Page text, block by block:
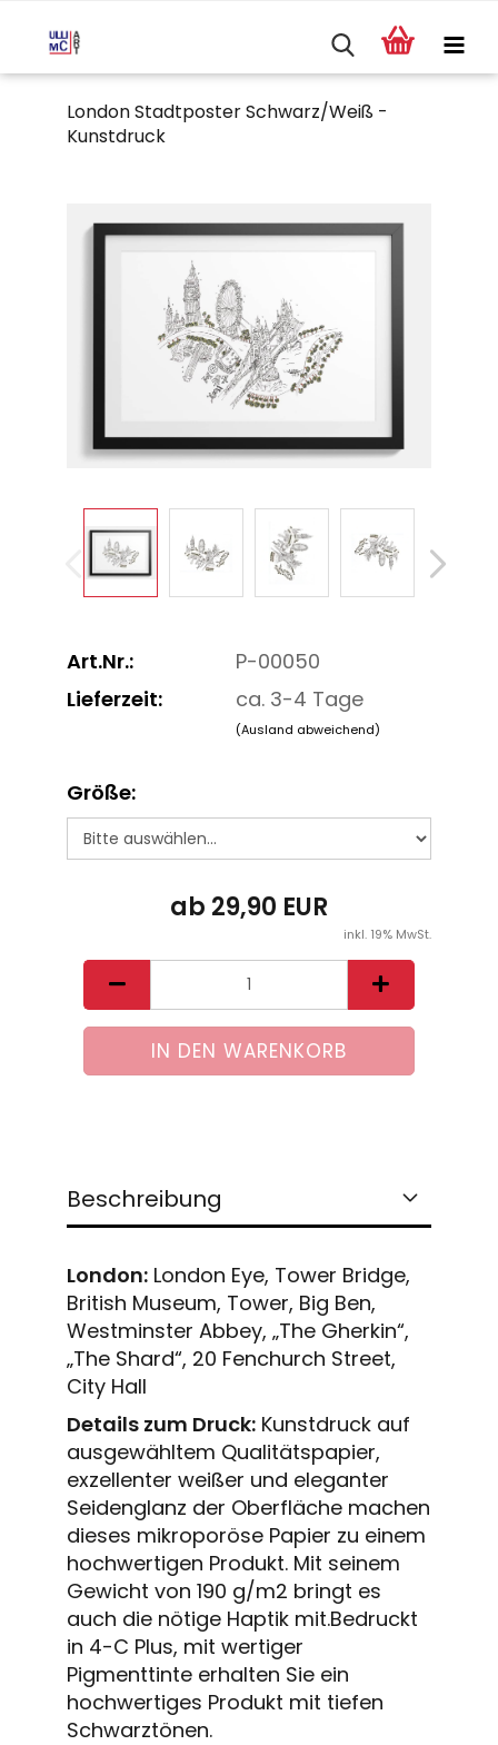
London Stadtposter Schwarz/Weiß -
Kunstdruck
Art.Nr.:
P-00050
Lieferzeit:
ca. 3-4 Tage
(Ausland abweichend)
Größe:
ab 29,90 EUR
inkl. 19% MwSt.
Beschreibung
London: London Eye, Tower Bridge,
British Museum, Tower, Big Ben,
Westminster Abbey, „The Gherkin“,
„The Shard“, 20 Fenchurch Street,
City Hall
Details zum Druck: Kunstdruck auf
ausgewähltem Qualitätspapier,
exzellenter weißer und eleganter
Seidenglanz der Oberfläche machen
dieses mikroporöse Papier zu einem
hochwertigen Produkt. Mit seinem
Gewicht von 190 g/m2 bringt es
auch die nötige Haptik mit.Bedruckt
in 4-C Plus, mit wertiger
Pigmenttinte erhalten Sie ein
hochwertiges Produkt mit tiefen
Schwarztönen.